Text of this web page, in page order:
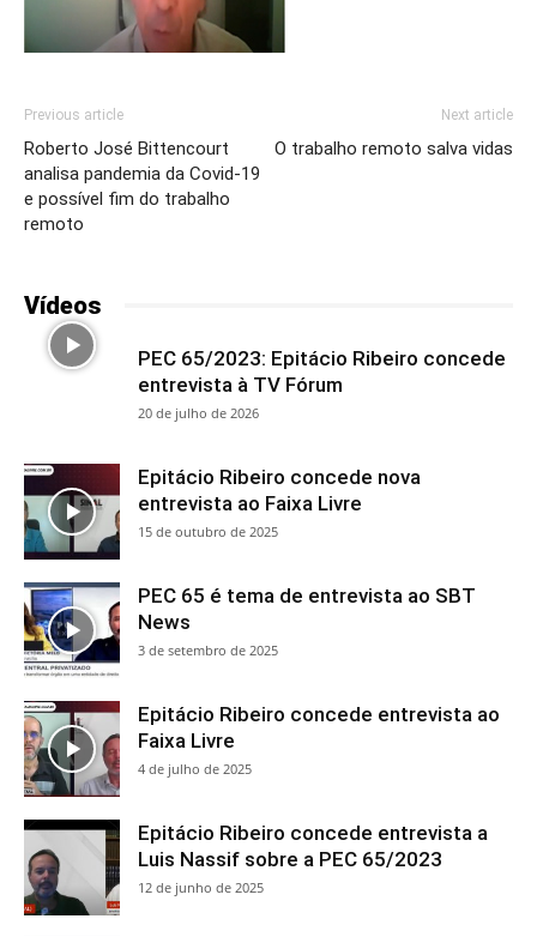
Previous article
Roberto José Bittencourt
analisa pandemia da Covid-19
e possível fim do trabalho
remoto
Next article
O trabalho remoto salva vidas
Vídeos
PEC 65/2023: Epitácio Ribeiro concede
entrevista à TV Fórum
20 de julho de 2026
Epitácio Ribeiro concede nova
entrevista ao Faixa Livre
15 de outubro de 2025
PEC 65 é tema de entrevista ao SBT
News
3 de setembro de 2025
Epitácio Ribeiro concede entrevista ao
Faixa Livre
4 de julho de 2025
Epitácio Ribeiro concede entrevista a
Luis Nassif sobre a PEC 65/2023
12 de junho de 2025